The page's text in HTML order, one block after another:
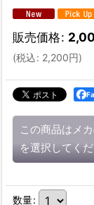
販売価格:
(税込: 2,200円)
この商品はメ
を選択してく
数量: